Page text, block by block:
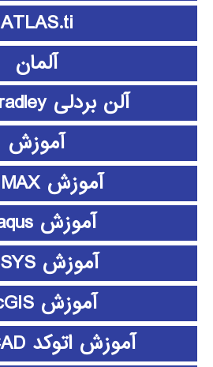
ATLAS.ti
آلمان
آلن بردلی Allen bradley
آموزش
آموزش 3D MAX
آموزش abaqus
آموزش ANSYS
آموزش ArcGIS
آموزش اتوکد AUTOCAD